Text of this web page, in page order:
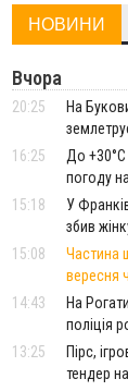
НОВИНИ
Вчора
20:25
На
16:25
До
погоду
15:18
У
збив
15:08
Частина
вересня
14:43
На
поліція
13:25
Пірс,
тендер